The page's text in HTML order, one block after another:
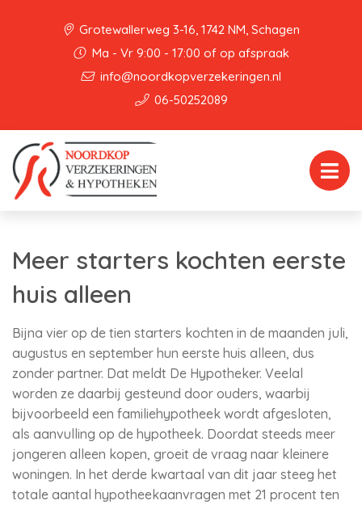
Grotewallerweg 3-16, 1742 NM, Schagen
Ma - Vr 9:00 - 17:00 of op afspraak
info@noordkopverzekeringen.nl
06-50252089
Meer starters kochten eerste
huis alleen
Bijna vier op de tien starters kochten in de maanden juli,
augustus en september hun eerste huis alleen, dus
zonder partner. Dat meldt De Hypotheker. Veelal
worden ze daarbij gesteund door ouders, waarbij
bijvoorbeeld een familiehypotheek wordt afgesloten,
als aanvulling op de hypotheek. Doordat steeds meer
jongeren alleen kopen, groeit de vraag naar kleinere
woningen. In het derde kwartaal van dit jaar steeg het
totale aantal hypotheekaanvragen met 21 procent ten